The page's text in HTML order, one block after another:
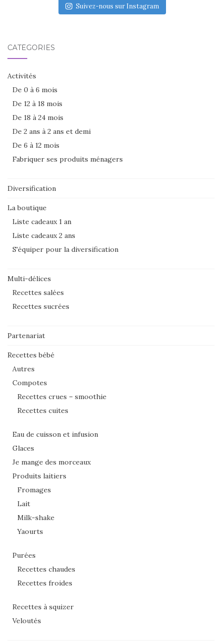
Suivez-nous sur Instagram
CATÉGORIES
Activités
De 0 à 6 mois
De 12 à 18 mois
De 18 à 24 mois
De 2 ans à 2 ans et demi
De 6 à 12 mois
Fabriquer ses produits ménagers
Diversification
La boutique
Liste cadeaux 1 an
Liste cadeaux 2 ans
S'équiper pour la diversification
Multi-délices
Recettes salées
Recettes sucrées
Partenariat
Recettes bébé
Autres
Compotes
Recettes crues – smoothie
Recettes cuites
Eau de cuisson et infusion
Glaces
Je mange des morceaux
Produits laitiers
Fromages
Lait
Milk-shake
Yaourts
Purées
Recettes chaudes
Recettes froides
Recettes à squizer
Veloutés